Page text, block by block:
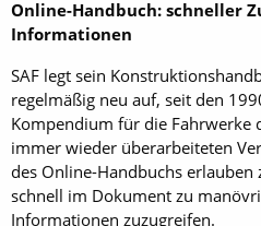
Online-Handbuch: schneller
Informationen
SAF legt sein
regelmäßig neu auf, seit den
Kompendium für die Fahrwerke
immer wieder überarbeiteten
des Online-Handbuchs erlauben
schnell im Dokument zu
Informationen zuzugreifen.